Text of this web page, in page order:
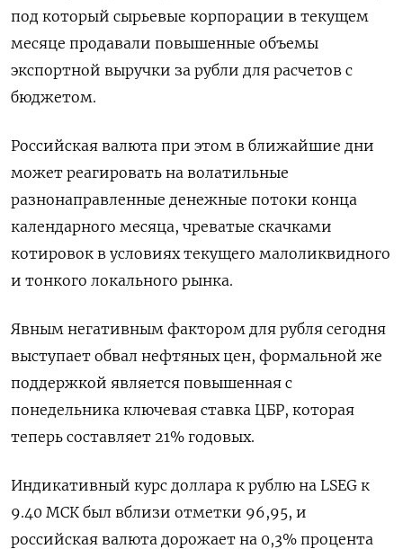
под который сырьевые корпорации в текущем
месяце продавали повышенные объемы
экспортной выручки за рубли для расчетов с
бюджетом.
Российская валюта при этом в ближайшие дни
может реагировать на волатильные
разнонаправленные денежные потоки конца
календарного месяца, чреватые скачками
котировок в условиях текущего малоликвидного
и тонкого локального рынка.
Явным негативным фактором для рубля сегодня
выступает обвал нефтяных цен, формальной же
поддержкой является повышенная с
понедельника ключевая ставка ЦБР, которая
теперь составляет 21% годовых.
Индикативный курс доллара к рублю на LSEG к
9.40 МСК был вблизи отметки 96,95, и
российская валюта дорожает на 0,3% процента